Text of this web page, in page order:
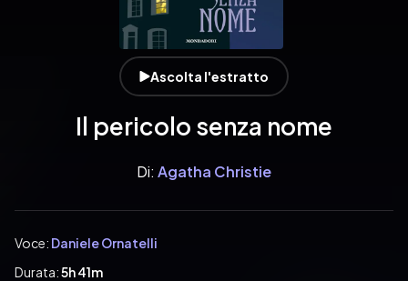
Ascolta l'estratto
Il pericolo senza nome
Di: Agatha Christie
Voce: Daniele Ornatelli
Durata:5h 41m